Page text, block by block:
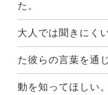
た。
大人では聞きにく
た彼らの言葉を通
動を知ってほしい